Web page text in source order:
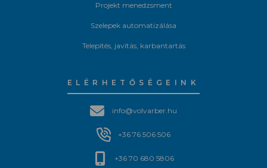
Projekt menedzsment
Szelepek automatizálása
Telepítés, javítás, karbantartás
ELÉRHETŐSÉGEINK
info@volvarber.hu
+36 76 506 506
+36 70 680 5806